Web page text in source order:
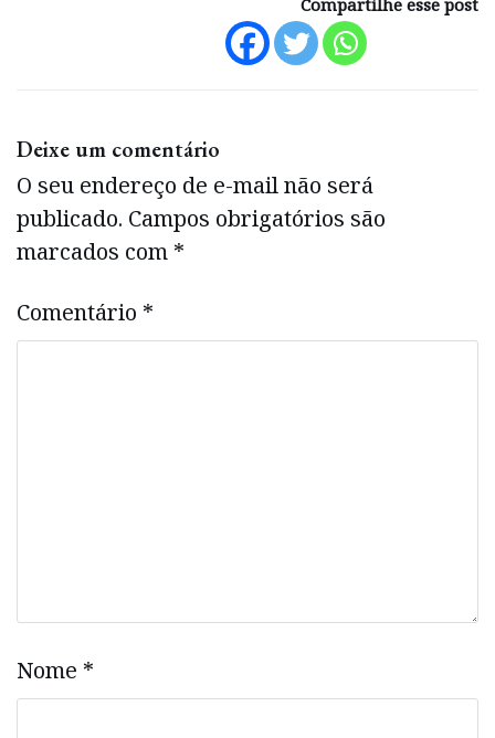
Compartilhe esse post
Deixe um comentário
O seu endereço de e-mail não será
publicado. Campos obrigatórios são
marcados com *
Comentário *
Nome *